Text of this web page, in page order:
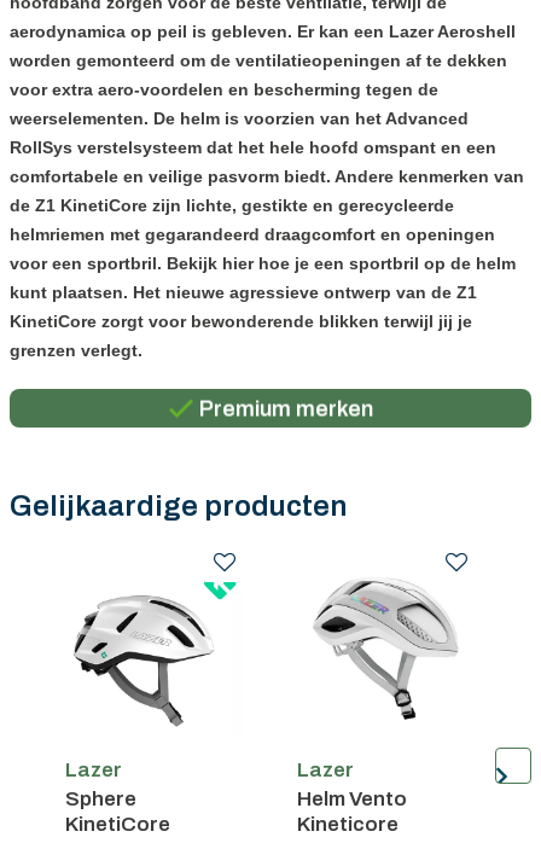
aerodynamica op peil is gebleven. Er kan een Lazer Aeroshell
worden gemonteerd om de ventilatieopeningen af te dekken
voor extra aero-voordelen en bescherming tegen de
weerselementen. De helm is voorzien van het Advanced
RollSys verstelsysteem dat het hele hoofd omspant en een
comfortabele en veilige pasvorm biedt. Andere kenmerken van
de Z1 KinetiCore zijn lichte, gestikte en gerecycleerde
helmriemen met gegarandeerd draagcomfort en openingen
voor een sportbril. Bekijk hier hoe je een sportbril op de helm
kunt plaatsen. Het nieuwe agressieve ontwerp van de Z1
KinetiCore zorgt voor bewonderende blikken terwijl jij je
grenzen verlegt.
Persoonlijk advies
Premium merken
Gelijkaardige producten
Lazer
Sphere
KinetiCore
Lazer
Helm Vento
Kineticore